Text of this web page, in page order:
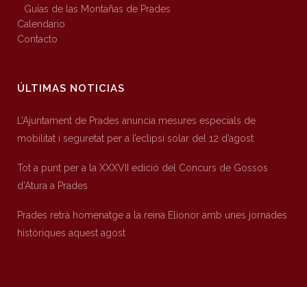
Guías de las Montañas de Prades
Calendario
Contacto
ÚLTIMAS NOTICIAS
L’Ajuntament de Prades anuncia mesures especials de
mobilitat i seguretat per a l’eclipsi solar del 12 d’agost
Tot a punt per a la XXXVII edició del Concurs de Gossos
d’Atura a Prades
Prades retrà homenatge a la reina Elionor amb unes jornades
històriques aquest agost